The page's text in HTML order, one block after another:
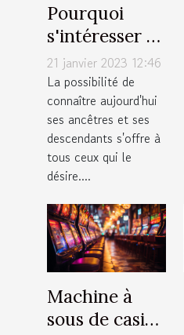
Pourquoi
s'intéresser à
ses
descendants ?
21 janvier 2023 12:46
La possibilité de
connaître aujourd'hui
ses ancêtres et ses
descendants s'offre à
tous ceux qui le
désire....
Machine à
sous de casino